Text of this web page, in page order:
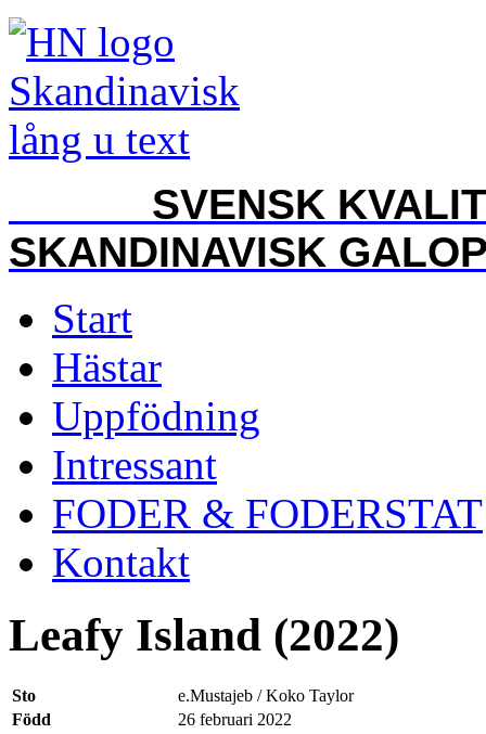
SVENSK
SKANDINAVISK
Start
Hästar
Uppfödning
Intressant
FODER & FODERSTAT
Kontakt
Leafy Island (2022)
Sto
e.Mustajeb / Koko Taylor
Född
26 februari 2022